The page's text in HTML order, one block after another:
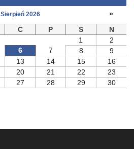
Sierpień 2026
»
C P S
N
1
2
6 7 8
9
13 14 15
16
20 21 22
23
27 28 29
30